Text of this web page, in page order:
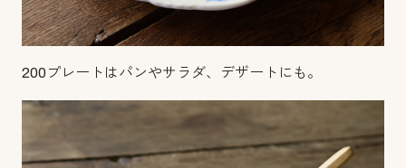
200プレートはパンやサラダ、デザートにも。